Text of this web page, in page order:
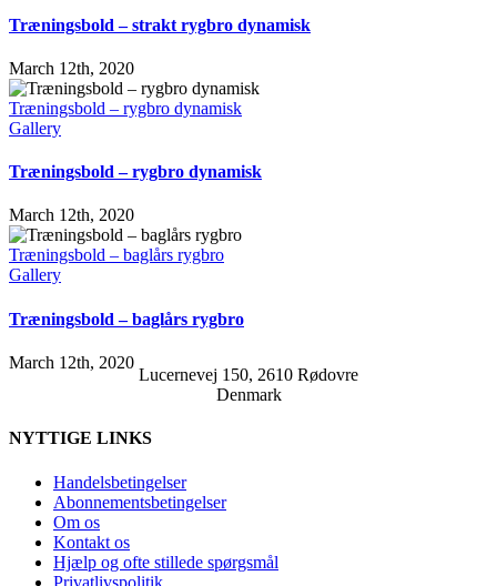
Træningsbold – strakt rygbro dynamisk
March 12th, 2020
Træningsbold – rygbro dynamisk
Gallery
Træningsbold – rygbro dynamisk
March 12th, 2020
Træningsbold – baglårs rygbro
Gallery
Træningsbold – baglårs rygbro
March 12th, 2020
Lucernevej 150, 2610 Rødovre
Denmark
NYTTIGE LINKS
Handelsbetingelser
Abonnementsbetingelser
Om os
Kontakt os
Hjælp og ofte stillede spørgsmål
Privatlivspolitik